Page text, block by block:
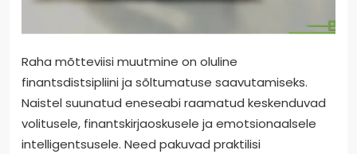
Raha mõtteviisi muutmine on oluline
finantsdistsipliini ja sõltumatuse saavutamiseks.
Naistel suunatud eneseabi raamatud keskenduvad
volitusele, finantskirjaoskusele ja emotsionaalsele
intelligentsusele. Need pakuvad praktilisi